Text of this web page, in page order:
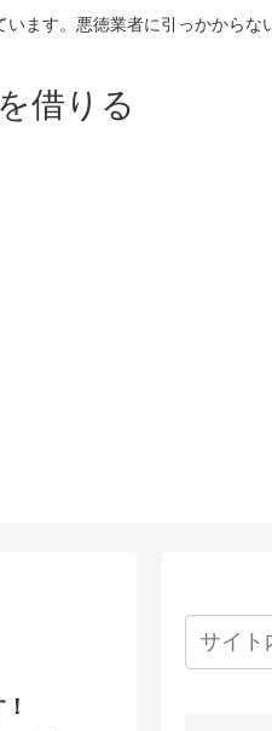
ます。悪徳業者に引っかからな
借りる